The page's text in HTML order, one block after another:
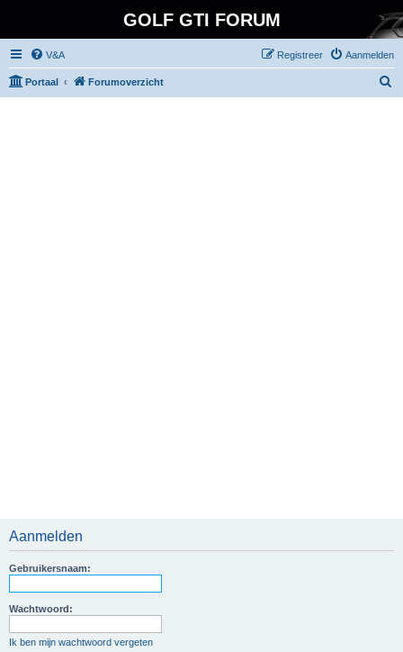
GOLF GTI FORUM
V&A Aanmelden
Registreer
Portaal Forumoverzicht
Aanmelden
Gebruikersnaam:
Wachtwoord:
Ik ben mijn wachtwoord vergeten